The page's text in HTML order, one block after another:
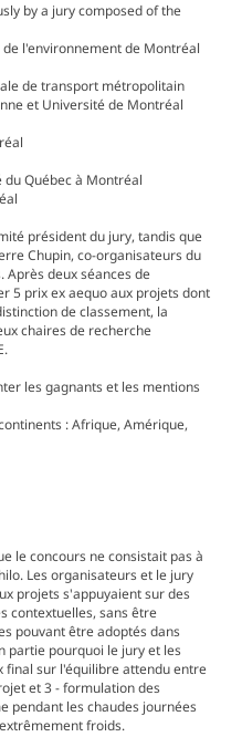
by a jury composed of the
l'environnement de Montréal
de transport métropolitain
et Université de Montréal
Québec à Montréal
président du jury, tandis que
Chupin, co-organisateurs du
Après deux séances de
5 prix ex aequo aux projets dont
de classement, la
chaires de recherche
les gagnants et les mentions
: Afrique, Amérique,
le concours ne consistait pas à
Les organisateurs et le jury
projets s'appuyaient sur des
contextuelles, sans être
pouvant être adoptés dans
partie pourquoi le jury et les
final sur l'équilibre attendu entre
et 3 - formulation des
pendant les chaudes journées
froids.